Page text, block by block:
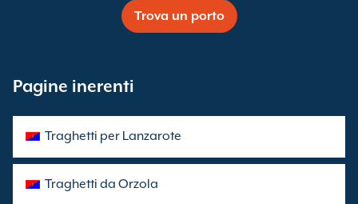
Trova un porto
Pagine inerenti
Traghetti per Lanzarote
Traghetti da Orzola